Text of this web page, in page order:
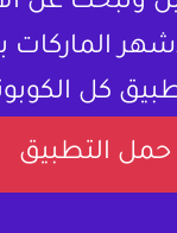
كل
حمل التطبيق